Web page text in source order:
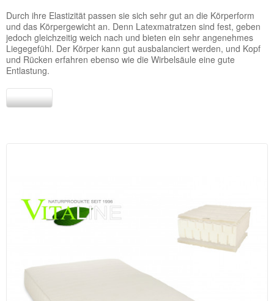
Durch ihre Elastizität passen sie sich sehr gut an die Körperform
und das Körpergewicht an. Denn Latexmatratzen sind fest, geben
jedoch gleichzeitig weich nach und bieten ein sehr angenehmes
Liegegefühl. Der Körper kann gut ausbalanciert werden, und Kopf
und Rücken erfahren ebenso wie die Wirbelsäule eine gute
Entlastung.